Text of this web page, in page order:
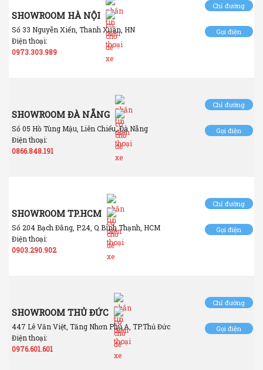
SHOWROOM HÀ NỘI
Số 33 Nguyễn Xiển, Thanh Xuân, HN
Điện thoại:
0973.303.989
Chỉ đường
Gọi điện
SHOWROOM ĐÀ NẴNG
Số 05 Hồ Tùng Mậu, Liên Chiểu, Đà Nẵng
Điện thoại:
0866.848.191
Chỉ đường
Gọi điện
SHOWROOM TP.HCM
Số 204 Bạch Đằng, P.24, Q.Bình Thạnh, HCM
Điện thoại:
0903.290.902
Chỉ đường
Gọi điện
SHOWROOM THỦ ĐỨC
447 Lê Văn Việt, Tăng Nhơn Phú A, TP.Thủ Đức
Điện thoại:
0976.601.601
Chỉ đường
Gọi điện